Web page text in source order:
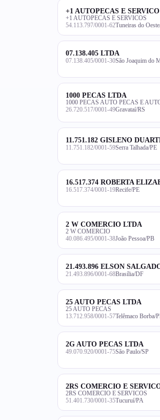
+1 AUTOPECAS E
+1 AUTOPECAS E SERVICOS
54.113.797/0001-62Tuneiras do
07.138.405 LTDA
07.138.405/0001-30São Joaquim do
1000 PECAS LTDA
1000 PECAS AUTO PECAS E
26.720.517/0001-49Gravataí/RS
11.751.182 GISLENO
11.751.182/0001-59Serra Talhada/PE
16.517.374 ROBERTA
16.517.374/0001-19Recife/PE
2 W COMERCIO LTDA
2 W COMERCIO
40.086.495/0001-38João Pessoa/PB
21.493.896 ELSON
21.493.896/0001-68Brasília/DF
25 AUTO PECAS LTDA
25 AUTO PECAS
13.712.958/0001-57Telêmaco Borba/
2G AUTO PECAS LTDA
49.070.920/0001-75São Paulo/SP
2RS COMERCIO E
2RS COMERCIO E SERVICOS
51.401.730/0001-35Tucuruí/PA